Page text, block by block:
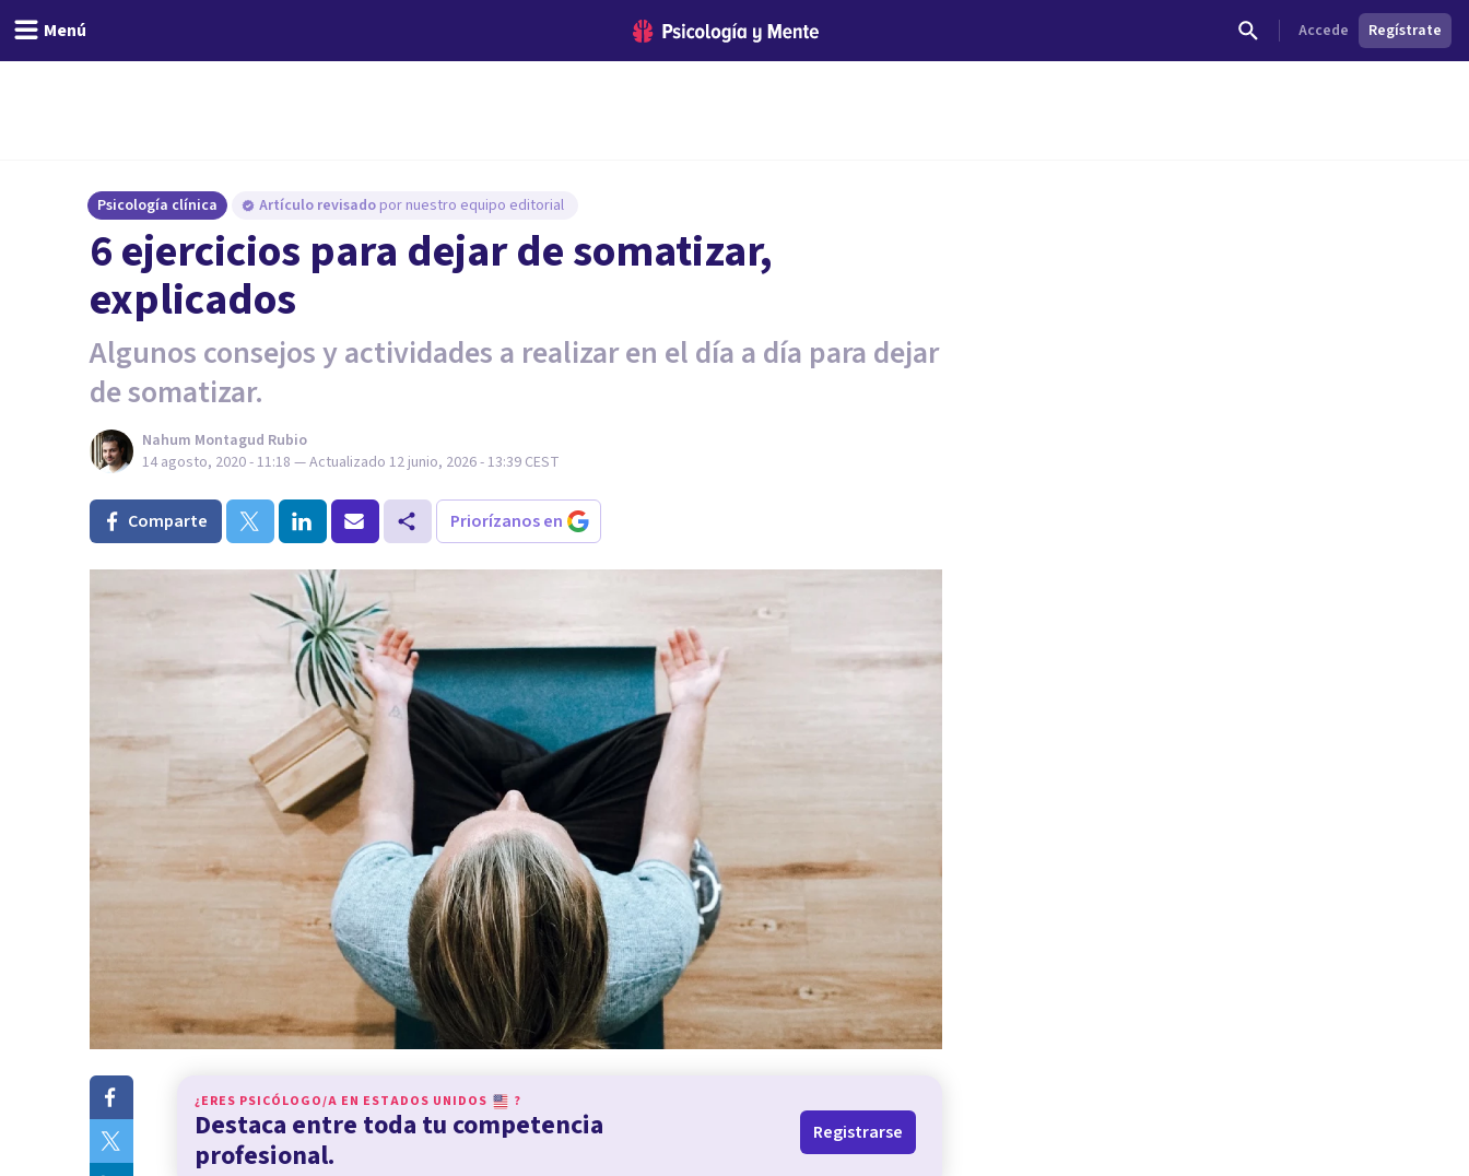
Menú Accede Regístrate
Psicología clínica Artículo revisado por nuestro equipo editorial
6 ejercicios para dejar de somatizar,
explicados
Algunos consejos y actividades a realizar en el día a día para dejar
de somatizar.
Nahum Montagud Rubio
14 agosto, 2020 - 11:18 — Actualizado 12 junio, 2026 - 13:39 CEST
Comparte Priorízanos en
¿ERES PSICÓLOGO/A EN ESTADOS UNIDOS ?
Destaca entre toda tu competencia
profesional.
Registrarse